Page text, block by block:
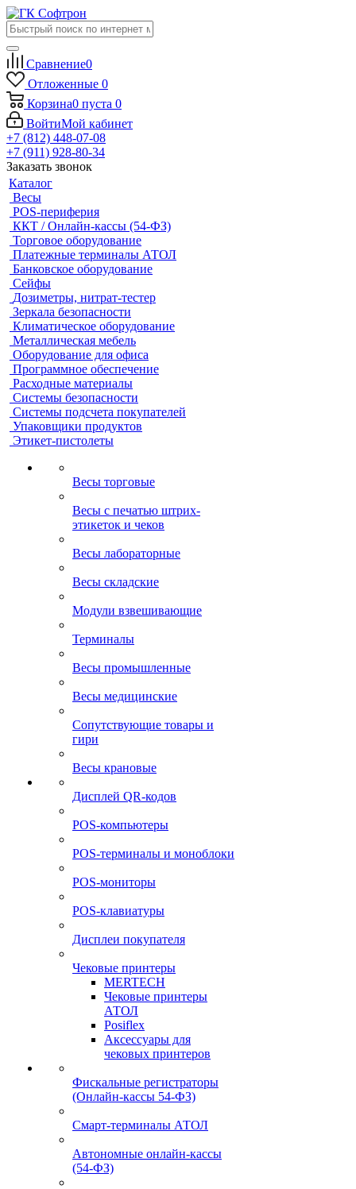
Сравнение0
Отложенные 0
Корзина0 пуста 0
ВойтиМой кабинет
+7 (812) 448-07-08
+7 (911) 928-80-34
Заказать звонок
Каталог
Весы
POS-периферия
ККТ / Онлайн-кассы (54-ФЗ)
Торговое оборудование
Платежные терминалы АТОЛ
Банковское оборудование
Сейфы
Дозиметры, нитрат-тестер
Зеркала безопасности
Климатическое оборудование
Металлическая мебель
Оборудование для офиса
Программное обеспечение
Расходные материалы
Системы безопасности
Системы подсчета покупателей
Упаковщики продуктов
Этикет-пистолеты
Весы торговые
Весы с печатью штрих-
этикеток и чеков
Весы лабораторные
Весы складские
Модули взвешивающие
Терминалы
Весы промышленные
Весы медицинские
Сопутствующие товары и
гири
Весы крановые
Дисплей QR-кодов
POS-компьютеры
POS-терминалы и моноблоки
POS-мониторы
POS-клавиатуры
Дисплеи покупателя
Чековые принтеры
MERTECH
Чековые принтеры
АТОЛ
Posiflex
Аксессуары для
чековых принтеров
Фискальные регистраторы
(Онлайн-кассы 54-ФЗ)
Смарт-терминалы АТОЛ
Автономные онлайн-кассы
(54-ФЗ)